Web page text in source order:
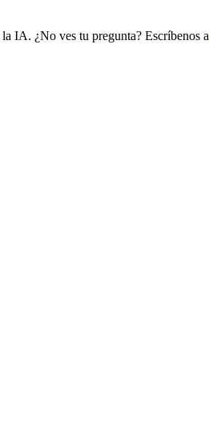
IA. ¿No ves tu pregunta? Escríbenos a